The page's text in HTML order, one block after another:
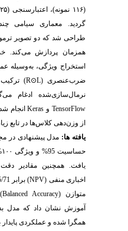
۱۱۶نمونه)، اعتبارسنجی (۲۵
گردید. معماری سیامی
طراحی شد که دو تصویر
همزمان پردازش می‌کند.
استخراج ویژگی، به‌وسیله
ضرب‌عنصری ( L
⊙
R) ترکیب
نرمال‌سازی‌شده ادغام
TensorFlow و Keras انجام شد و
از وزن‌دهی کلاس‌ها در تابع
یافته ها:
حساسیت 95%
و ویژگی ۱۰۰‌%
یافت. همچنین مقادیر دقت (
اخباری منفی ( NPV) برابر 85/71%، نمره
متوازن ( Balanced Accuracy
)
آموزش نشان داد که مدل
همگرا شده و عملکردی پایدار